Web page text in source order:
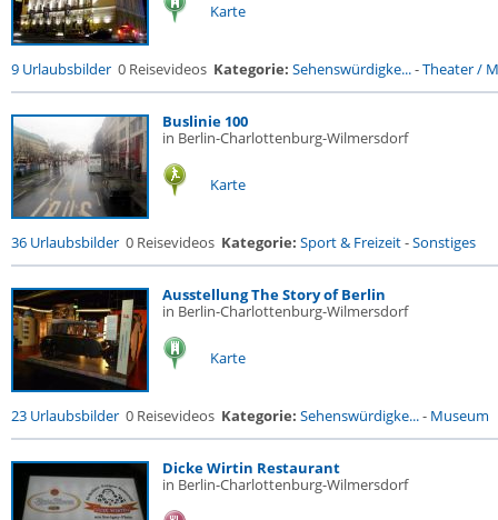
Karte
9 Urlaubsbilder 0 Reisevideos Kategorie: Sehenswürdigke...-Theater /
Buslinie 100
in Berlin-Charlottenburg-Wilmersdorf
Karte
36 Urlaubsbilder 0 Reisevideos Kategorie: Sport & Freizeit-Sonstiges
Ausstellung The Story of Berlin
in Berlin-Charlottenburg-Wilmersdorf
Karte
23 Urlaubsbilder 0 Reisevideos Kategorie: Sehenswürdigke...- Museum
Dicke Wirtin Restaurant
in Berlin-Charlottenburg-Wilmersdorf